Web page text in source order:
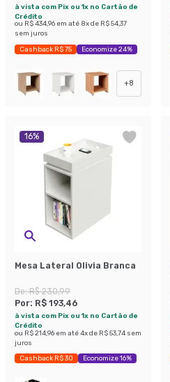
à vista com Pix ou 1x no Cartão de
Crédito
ou R$ 434,96 em até 8x de R$ 54,37
sem juros
Cashback R$ 75 Economize 24%
+8
16%
Mesa Lateral Olivia Branca
De:R$ 230,99
Por: R$ 193,46
à vista com Pix ou 1x no Cartão de
Crédito
ou R$ 214,96 em até4x de R$ 53,74 sem
juros
Cashback R$ 30 Economize 16%